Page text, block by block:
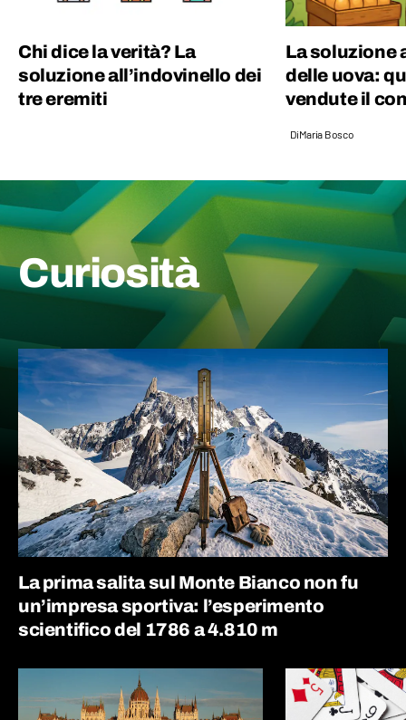
Chi dice la verità? La
soluzione all’indovinello dei
tre eremiti
La soluzione
delle uova:
vendute il
DiMaria Bosco
Curiosità
La prima salita sul Monte Bianco non fu
un’impresa sportiva: l’esperimento
scientifico del 1786 a 4.810 m